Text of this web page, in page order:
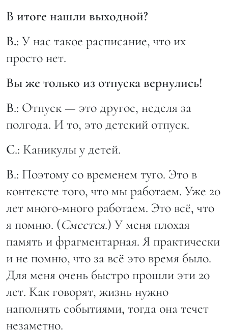
В итоге нашли выходной?
В.: У нас такое расписание, что их
просто нет.
Вы же только из отпуска вернулись!
В.: Отпуск — это другое, неделя за
полгода. И то, это детский отпуск.
С.: Каникулы у детей.
В.: Поэтому со временем туго. Это в
контексте того, что мы работаем. Уже 20
лет много-много работаем. Это всё, что
я помню. (Смеется.) У меня плохая
память и фрагментарная. Я практически
и не помню, что за всё это время было.
Для меня очень быстро прошли эти 20
лет. Как говорят, жизнь нужно
наполнять событиями, тогда она течет
незаметно.